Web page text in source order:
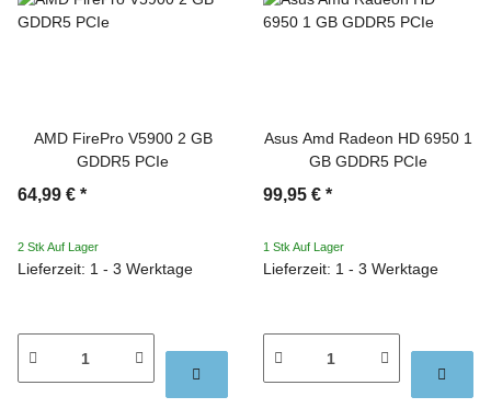
AMD FirePro V5900 2 GB
GDDR5 PCIe
64,99 € *
2 Stk Auf Lager
Lieferzeit: 1 - 3 Werktage
Asus Amd Radeon HD 6950 1
GB GDDR5 PCIe
99,95 € *
1 Stk Auf Lager
Lieferzeit: 1 - 3 Werktage